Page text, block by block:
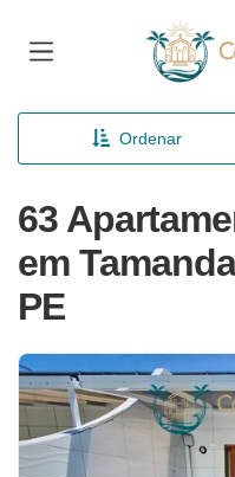
Página
Ordenar
63
em
PE